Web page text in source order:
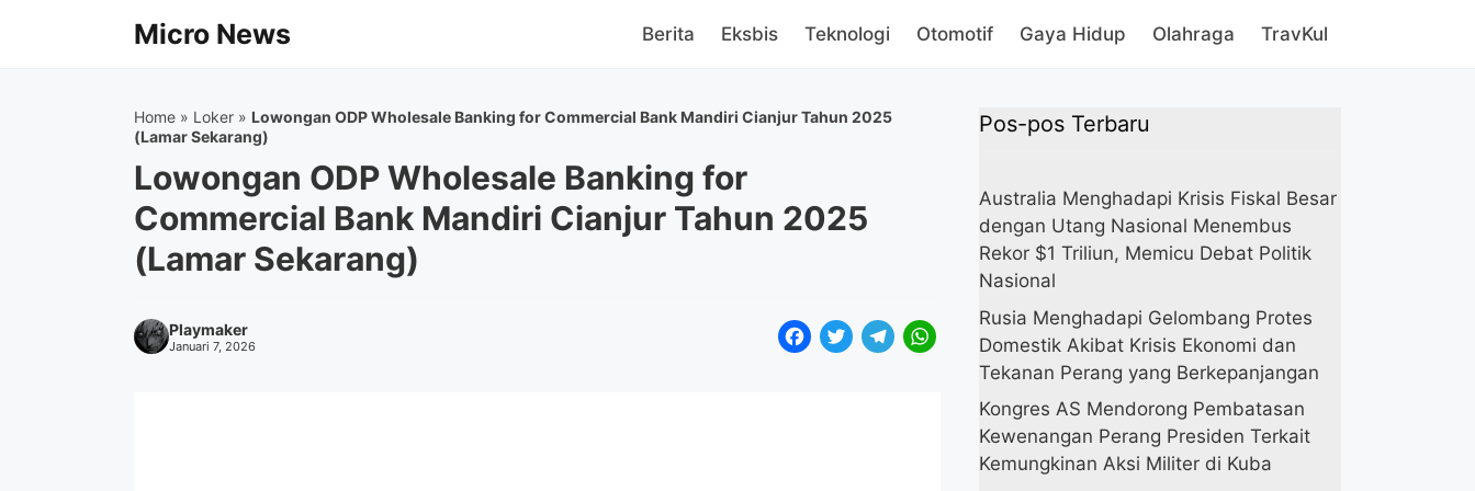
Micro News Berita Eksbis Teknologi Otomotif Gaya Hidup Olahraga TravKul
Home » Loker » Lowongan ODP Wholesale Banking for Commercial Bank Mandiri Cianjur Tahun 2025
(Lamar Sekarang)
Lowongan ODP Wholesale Banking for
Commercial Bank Mandiri Cianjur Tahun 2025
(Lamar Sekarang)
Playmaker
Januari 7, 2026
F
T
T
W
Pos-pos Terbaru
Australia Menghadapi Krisis Fiskal Besar
dengan Utang Nasional Menembus
Rekor $1 Triliun, Memicu Debat Politik
Nasional
Rusia Menghadapi Gelombang Protes
Domestik Akibat Krisis Ekonomi dan
Tekanan Perang yang Berkepanjangan
Kongres AS Mendorong Pembatasan
Kewenangan Perang Presiden Terkait
Kemungkinan Aksi Militer di Kuba